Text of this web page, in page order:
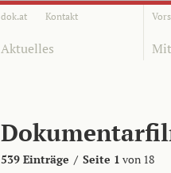
dok.at Kontakt
Aktuelles
539 Einträge / Seite 1 von 18